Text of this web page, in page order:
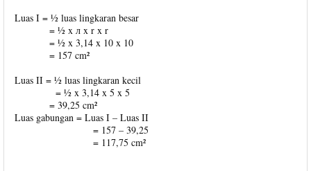
Luas I = ½ luas lingkaran besar
= ½ x л x r x r
= ½ x 3,14 x 10 x 10
= 157 cm²
Luas II = ½ luas lingkaran kecil
= ½ x 3,14 x 5 x 5
= 39,25 cm²
Luas gabungan = Luas I – Luas II
= 157 – 39,25
= 117,75 cm²